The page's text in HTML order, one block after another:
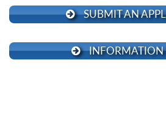
SUBMIT AN
INFORMATION